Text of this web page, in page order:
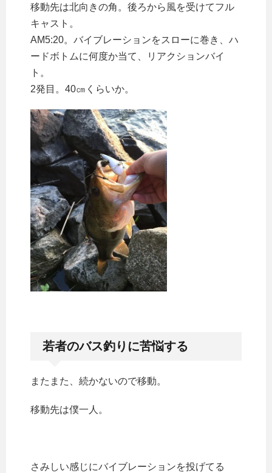
移動先は北向きの角。後ろから風を受けてフル
キャスト。
AM5:20。バイブレーションをスローに巻き、ハ
ードボトムに何度か当て、リアクションバイ
ト。
2発目。40㎝くらいか。
若者のバス釣りに苦悩する
またまた、続かないので移動。
移動先は僕一人。
さみしい感じにバイブレーションを投げてる